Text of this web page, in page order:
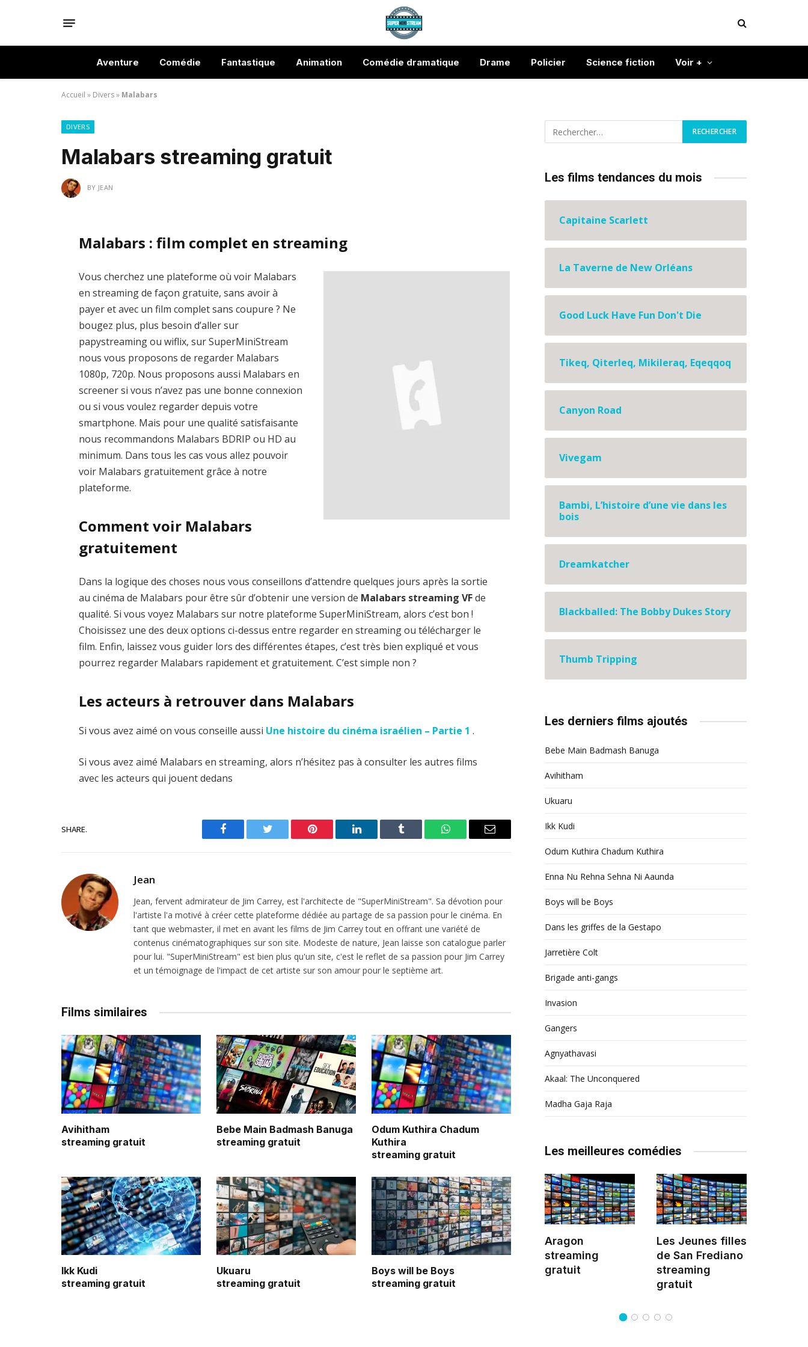
Aventure Comédie Fantastique Animation Comédie dramatique Drame Policier Science fiction Voir +
Accueil » Divers» Malabars
DIVERS
Malabars streaming gratuit
BY JEAN
Malabars : film complet en streaming
Vous cherchez une plateforme où voir Malabars
en streaming de façon gratuite, sans avoir à
payer et avec un film complet sans coupure ? Ne
bougez plus, plus besoin d’aller sur
papystreaming ou wiflix, sur SuperMiniStream
nous vous proposons de regarder Malabars
1080p, 720p. Nous proposons aussi Malabars en
screener si vous n’avez pas une bonne connexion
ou si vous voulez regarder depuis votre
smartphone. Mais pour une qualité satisfaisante
nous recommandons Malabars BDRIP ou HD au
minimum. Dans tous les cas vous allez pouvoir
voir Malabars gratuitement grâce à notre
plateforme.
Comment voir Malabars
gratuitement
Dans la logique des choses nous vous conseillons d’attendre quelques jours après la sortie
au cinéma de Malabars pour être sûr d’obtenir une version de Malabars streaming VFde
qualité. Si vous voyez Malabars sur notre plateforme SuperMiniStream, alors c’est bon !
Choisissez une des deux options ci-dessus entre regarder en streaming ou télécharger le
film. Enfin, laissez vous guider lors des différentes étapes, c’est très bien expliqué et vous
pourrez regarder Malabars rapidement et gratuitement. C’est simple non ?
Les acteurs à retrouver dans Malabars
Si vous avez aimé on vous conseille aussi Une histoire du cinéma israélien – Partie 1 .
Si vous avez aimé Malabars en streaming, alors n’hésitez pas à consulter les autres films
avec les acteurs qui jouent dedans
SHARE.
Facebook Twitter Pinterest LinkedIn Tumblr WhatsAppEmail
Jean
Jean, fervent admirateur de Jim Carrey, est l'architecte de "SuperMiniStream". Sa dévotion pour
l'artiste l'a motivé à créer cette plateforme dédiée au partage de sa passion pour le cinéma. En
tant que webmaster, il met en avant les films de Jim Carrey tout en offrant une variété de
contenus cinématographiques sur son site. Modeste de nature, Jean laisse son catalogue parler
pour lui. "SuperMiniStream" est bien plus qu'un site, c'est le reflet de sa passion pour Jim Carrey
et un témoignage de l'impact de cet artiste sur son amour pour le septième art.
Films similaires
Avihitham
streaming gratuit
Bebe Main Badmash Banuga
streaming gratuit
Odum Kuthira Chadum
Kuthira
streaming gratuit
Ikk Kudi
streaming gratuit
Ukuaru
streaming gratuit
Boys will be Boys
streaming gratuit
Les films tendances du mois
Capitaine Scarlett
La Taverne de New Orléans
Good Luck Have Fun Don't Die
Tikeq, Qiterleq, Mikileraq, Eqeqqoq
Canyon Road
Vivegam
Bambi, L’histoire d’une vie dans les
bois
Dreamkatcher
Blackballed: The Bobby Dukes Story
Thumb Tripping
Les derniers films ajoutés
Bebe Main Badmash Banuga
Avihitham
Ukuaru
Ikk Kudi
Odum Kuthira Chadum Kuthira
Enna Nu Rehna Sehna Ni Aaunda
Boys will be Boys
Dans les griffes de la Gestapo
Jarretière Colt
Brigade anti-gangs
Invasion
Gangers
Agnyathavasi
Akaal: The Unconquered
Madha Gaja Raja
Les meilleures comédies
Bad Boy Bubby
streaming
Disco
streaming
gratuit
Aragon
streaming
gratuit
Les Jeunes filles
de San Frediano
streaming
gratuit